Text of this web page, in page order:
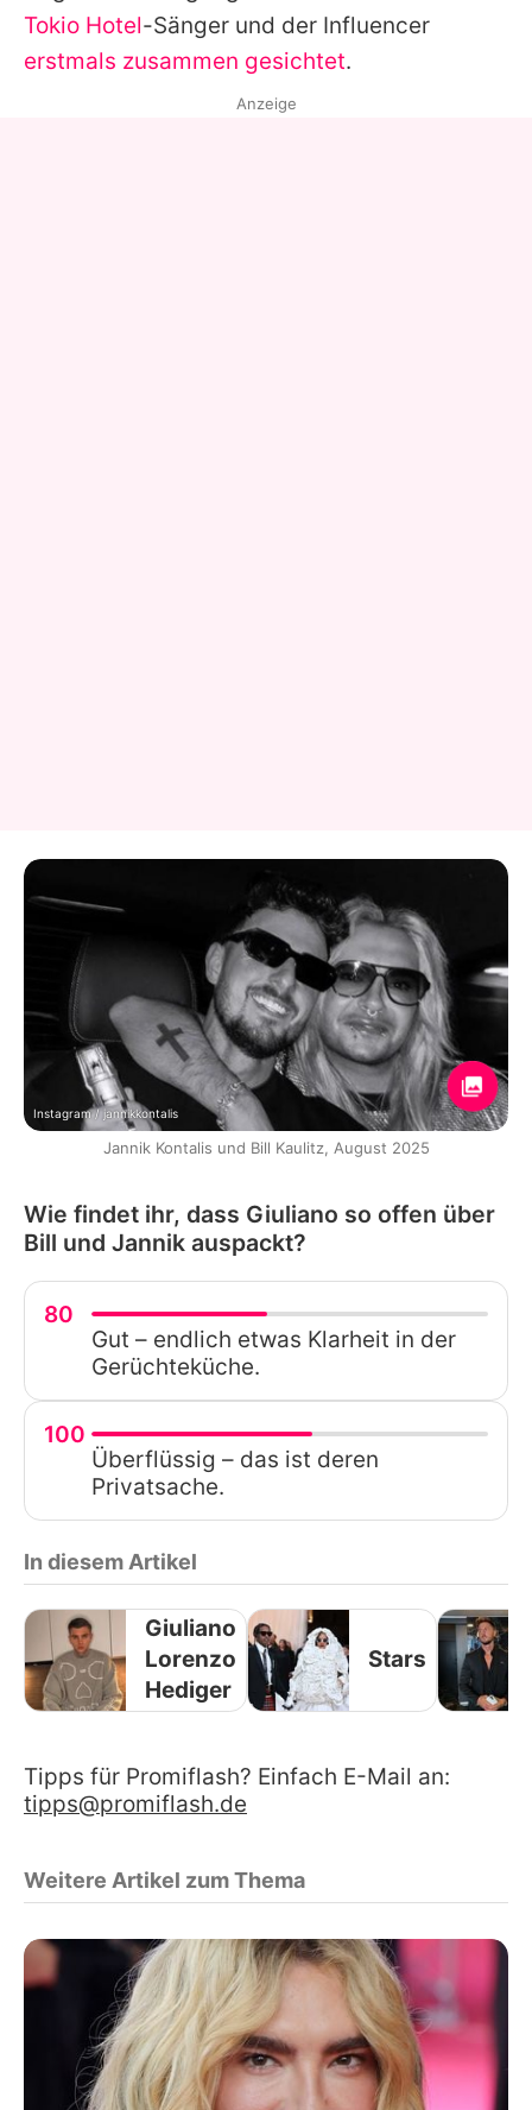
Tokio Hotel-Sänger und der Influencer
erstmals zusammen gesichtet.
Anzeige
Instagram / jannikkontalis
Jannik Kontalis und Bill Kaulitz, August 2025
Wie findet ihr, dass Giuliano so offen über
Bill und Jannik auspackt?
80
Gut – endlich etwas Klarheit in der
Gerüchteküche.
100
Überflüssig – das ist deren
Privatsache.
In diesem Artikel
Giuliano
Lorenzo
Hediger
Stars
Tipps für Promiflash? Einfach E-Mail an:
tipps@promiflash.de
Weitere Artikel zum Thema